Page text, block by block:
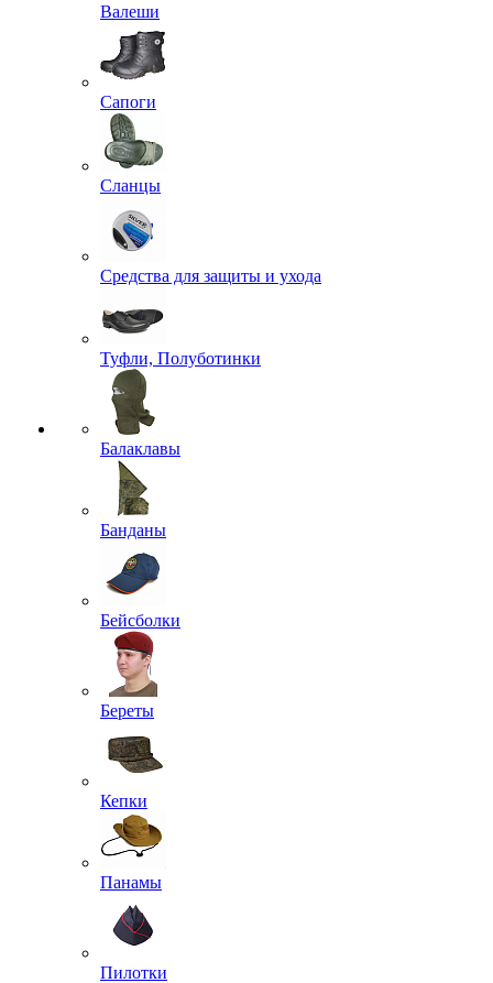
Валеши
Сапоги
Сланцы
Средства для защиты и ухода
Туфли, Полуботинки
Балаклавы
Банданы
Бейсболки
Береты
Кепки
Панамы
Пилотки